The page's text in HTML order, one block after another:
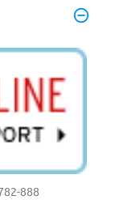
888